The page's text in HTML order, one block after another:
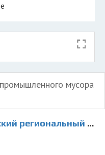
мусора
оператор»